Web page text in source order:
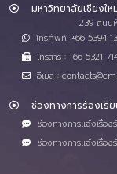
มหาวิทยาลัยเชียงให
239 ถนน
โทรศัพท์ :+66 5394
โทรสาร : +66 5321
อีเมล :
ช่องทางการร้องเรี
ช่องทางการแจ้งเรื่อ
ช่องทางการแจ้งเรื่อ